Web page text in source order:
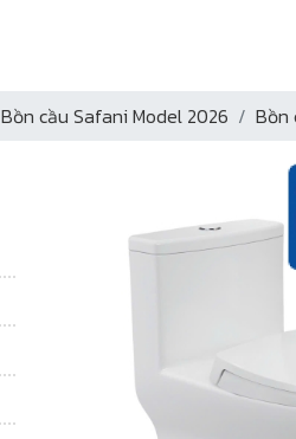
Bồn cầu Safani Model 2026 Bồn